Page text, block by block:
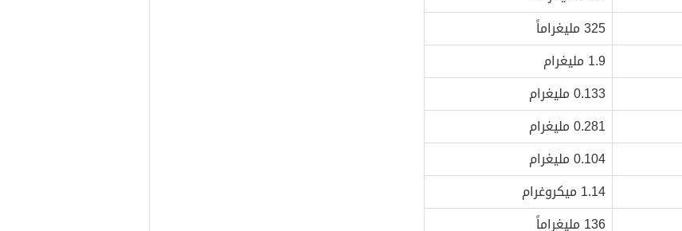
325 مليغراماً
1.9 مليغرام
0.133 مليغرام
0.281 مليغرام
0.104 مليغرام
1.14 ميكروغرام
136 مليغراماً